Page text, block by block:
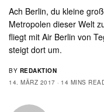
Ach Berlin, du kleine
Metropolen dieser Welt
fliegt mit Air Berlin von
steigt dort um.
BY REDAKTION
14. MÄRZ 2017
14 MINS